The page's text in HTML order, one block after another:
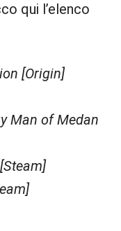
qui l’elenco
[Origin]
Man of Medan